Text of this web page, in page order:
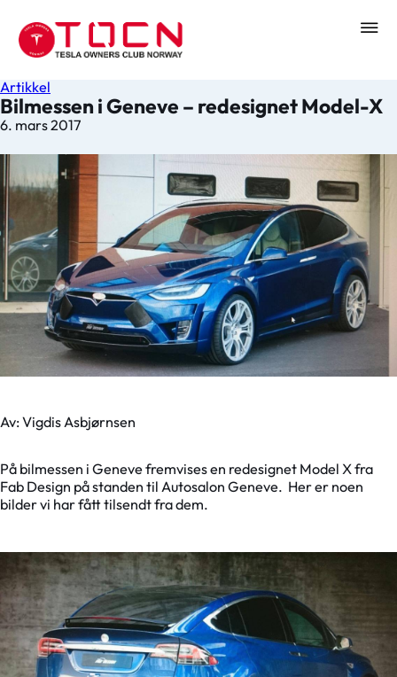
Bilmessen i Geneve – redesignet Model-X
Artikkel
6. mars 2017
Av: Vigdis Asbjørnsen
På bilmessen i Geneve fremvises en redesignet Model X fra
Fab Design på standen til Autosalon Geneve. Her er noen
bilder vi har fått tilsendt fra dem.